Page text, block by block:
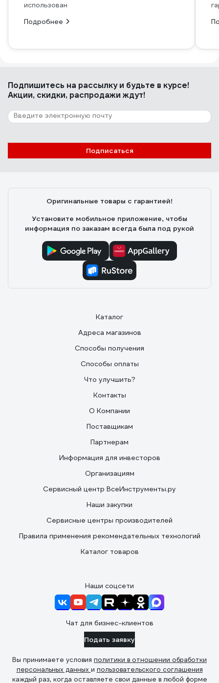
использован
Подробнее
Подпишитесь на рассылкуи будьте в курсе!
Акции, скидки, распродажи ждут!
Подписаться
Оригинальные товары с гарантией!
Установите мобильное приложение, чтобы
информация по заказам всегда была под рукой
Каталог
Адреса магазинов
Способы получения
Способы оплаты
Что улучшить?
Контакты
О Компании
Поставщикам
Партнерам
Информация для инвесторов
Организациям
Сервисный центр ВсеИнструменты.ру
Наши закупки
Сервисные центры производителей
Правила применения рекомендательных технологий
Каталог товаров
Наши соцсети
Чат для бизнес-клиентов
Подать заявку
Вы принимаете условия политики в отношении обработки
персональных данных и пользовательского соглашения
каждый раз, когда оставляете свои данные в любой форме